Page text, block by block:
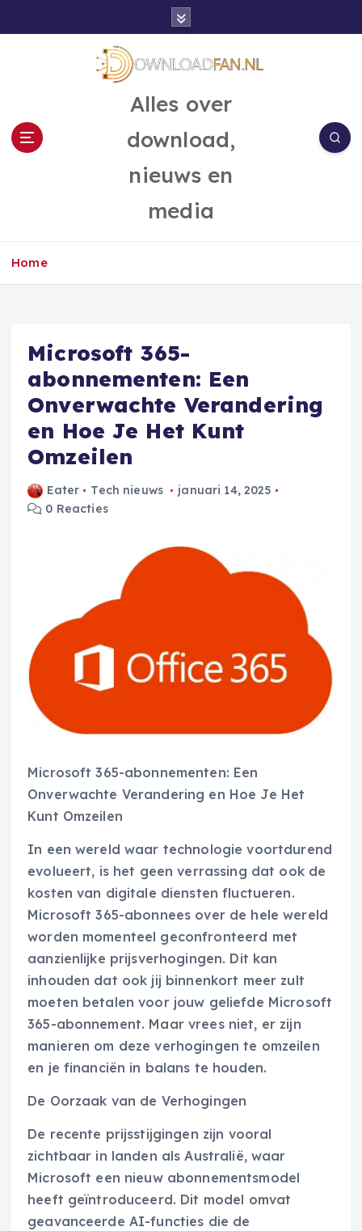
Alles over
download,
nieuws en
media
Home
Microsoft 365-
abonnementen: Een
Onverwachte Verandering
en Hoe Je Het Kunt
Omzeilen
Eater Tech nieuws
januari 14, 2025
0 Reacties
Microsoft 365-abonnementen: Een
Onverwachte Verandering en Hoe Je Het
Kunt Omzeilen
In een wereld waar technologie voortdurend
evolueert, is het geen verrassing dat ook de
kosten van digitale diensten fluctueren.
Microsoft 365-abonnees over de hele wereld
worden momenteel geconfronteerd met
aanzienlijke prijsverhogingen. Dit kan
inhouden dat ook jij binnenkort meer zult
moeten betalen voor jouw geliefde Microsoft
365-abonnement. Maar vrees niet, er zijn
manieren om deze verhogingen te omzeilen
en je financiën in balans te houden.
De Oorzaak van de Verhogingen
De recente prijsstijgingen zijn vooral
zichtbaar in landen als Australië, waar
Microsoft een nieuw abonnementsmodel
heeft geïntroduceerd. Dit model omvat
geavanceerde AI-functies die de